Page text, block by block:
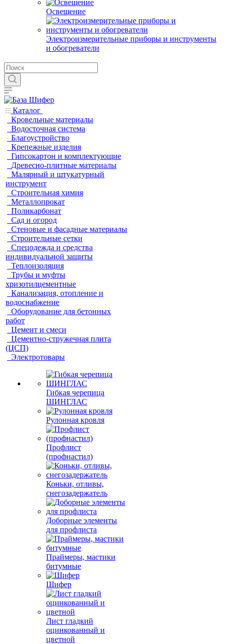
Освещение
Электроизмерительные приборы и инструменты
и обогреватели
Каталог
Кровельные материалы
Водосточная система
Благоустройство
Крепежные изделия
Гипсокартон и комплектующие
Древесно-плитные материалы
Малярный и штукатурный
инструмент
Строительная химия
Металлопрокат
Поликарбонат
Сад и огород
Стеновые и фасадные материалы
Строительные сетки
Спецодежда и средства
индивидуальной защиты
Теплоизоляция
Трубы и муфты
хризотилцементные
Канализация, отопление и
водоснабжение
Оборудование для бетонных
работ
Цемент и смеси
Цементно-стружечная плита
(ЦСП)
Электротовары
Гибкая черепица
ШИНГЛАС
Рулонная кровля
Профлист
(профнастил)
Коньки, отливы,
снегозадержатель
Доборные элементы
для профлиста
Праймеры, мастики
битумные
Шифер
Лист гладкий
оцинкованный и
цветной